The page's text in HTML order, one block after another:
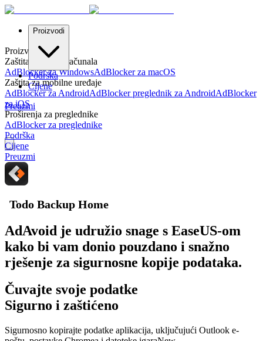
Proizvodi
Podrška
Cijene
Preuzmi
Proizvodi
Zaštita za stolna računala
AdBlocker za WindowsAdBlocker za macOS
Zaštita za mobilne uređaje
AdBlocker za AndroidAdBlocker preglednik za AndroidAdBlocker
za iOS
Proširenja za preglednike
AdBlocker za preglednike
Podrška
Cijene
Preuzmi
Todo Backup Home
AdAvoid je udružio snage s EaseUS-om
kako bi vam donio pouzdano i snažno
rješenje za sigurnosne kopije podataka.
Čuvajte svoje podatke
Sigurno i zaštićeno
Sigurnosno kopirajte podatke aplikacija, uključujući Outlook e-